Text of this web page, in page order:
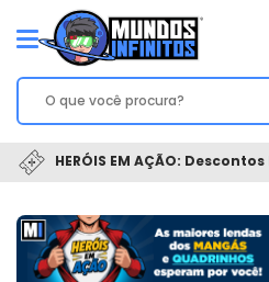
HERÓIS EM AÇÃO: